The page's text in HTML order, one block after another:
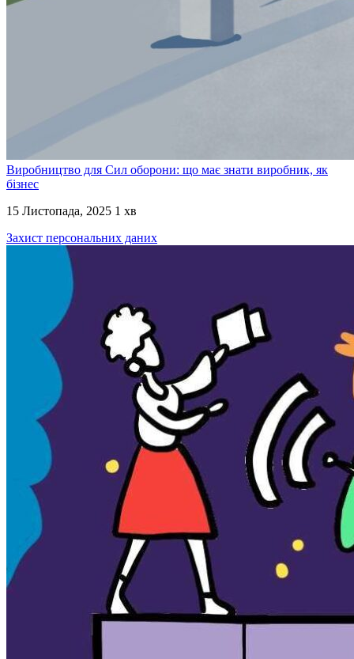
Виробництво для Сил оборони: що має знати виробник, як
бізнес
15 Листопада, 2025 1 хв
Захист персональних даних